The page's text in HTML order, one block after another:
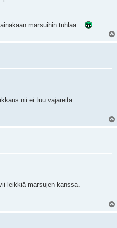
marsuihin tuhlaa...
nii ei tuu vajareita
leikkiä marsujen kanssa.